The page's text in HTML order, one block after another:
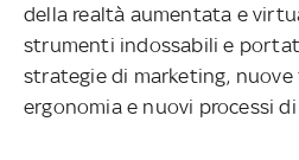
della realtà aumentata e
strumenti indossabili e
strategie di marketing,
ergonomia e nuovi processi di